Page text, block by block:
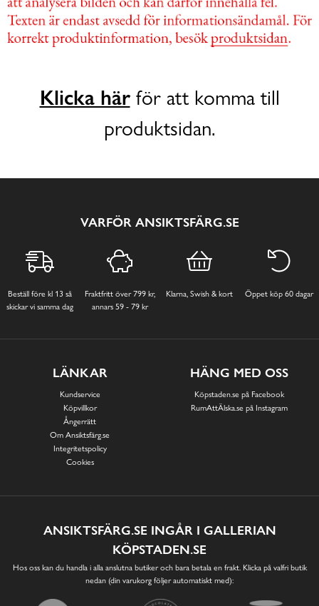
Klicka härför att komma till
produktsidan.
VARFÖR ANSIKTSFÄRG.SE
Beställ före kl 13 så
skickar vi samma dag
Fraktfritt över 799 kr,
annars 59 - 79 kr
Klarna, Swish & kort Öppet köp 60 dagar
LÄNKAR
Kundservice
Köpvillkor
Ångerrätt
Om Ansiktsfärg.se
Integritetspolicy
Cookies
HÄNG MED OSS
Köpstaden.se på Facebook
RumAttÄlska.se på Instagram
ANSIKTSFÄRG.SE INGÅR I GALLERIAN
KÖPSTADEN.SE
Hos oss kan du handla i alla anslutna butiker och bara betala en frakt. Klicka på valfri butik
nedan (din varukorg följer automatiskt med):